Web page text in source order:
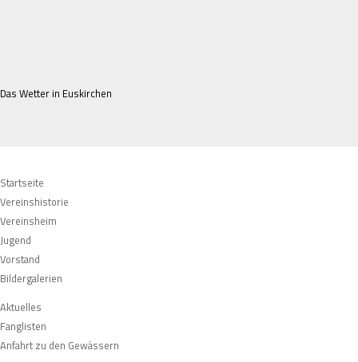
Das Wetter in Euskirchen
Navigation
überspringen
Startseite
Vereinshistorie
Vereinsheim
Jugend
Vorstand
Bildergalerien
Navigation
überspringen
Aktuelles
Fanglisten
Anfahrt zu den Gewässern